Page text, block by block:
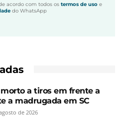
acordo com todos os termos de usoe
do WhatsApp
a tiros em frente a
a madrugada em SC
de 2026